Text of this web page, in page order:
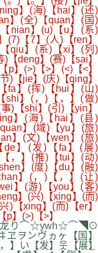
】(海)【hai】(还)
】(全)【quan】(国)
nian】(u)【u】(系)
(7)【7】(人)【ren】
qiu】(系)【xi】(列)
【deng】(赛)【sai】
p】(>)【>】(<)【<】
)【jie】(庆)【qing】
fa】(挥)【hui】(山)
shi】(，)【，】(做)
)【shi】(引)【yin】
】(海)【hai】(县)
】(域)【yu】(旅)
】(文)【wen】(旅)
de】(发)【fa】(展)
，】(推)【tui】(动)
】(度)【du】(融)
】(，)【，】(让)
】(游)【you】(客)
】(兴)【xing】(而)
)【xing】(而)【er】
p】(>)【>】
龙り⌒☆ywh☆⌒◥⊙
ヲンヴヵヶ【国】
】い【发】웃【展】